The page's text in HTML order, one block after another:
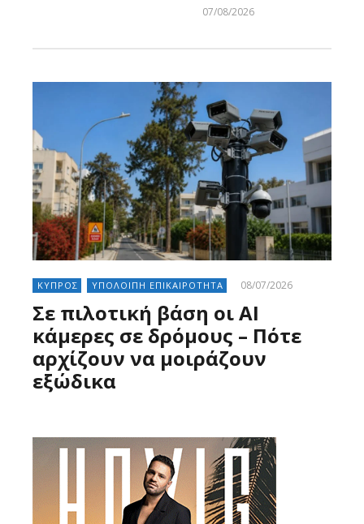
07/08/2026
ΚΥΠΡΟΣ ΥΠΟΛΟΙΠΗ ΕΠΙΚΑΙΡΟΤΗΤΑ 08/07/2026
Σε πιλοτική βάση οι AI
κάμερες σε δρόμους – Πότε
αρχίζουν να μοιράζουν
εξώδικα